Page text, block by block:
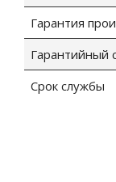
Гарантия
Гарантийный
Срок службы